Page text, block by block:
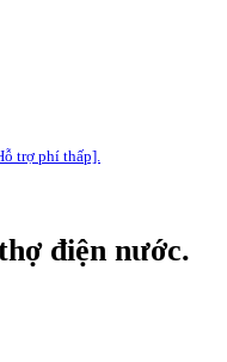
trợ phí thấp].
điện nước.